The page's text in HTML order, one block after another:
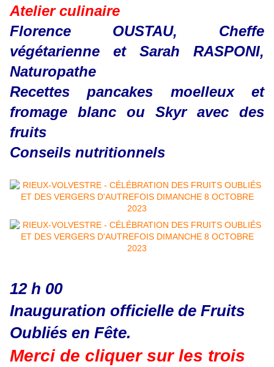
Atelier culinaire
Florence OUSTAU, Cheffe
végétarienne et Sarah RASPONI,
Naturopathe
Recettes pancakes moelleux et
fromage blanc ou Skyr avec des
fruits
Conseils nutritionnels
12 h 00
Inauguration officielle de Fruits
Oubliés en Fête.
Merci de cliquer sur les trois